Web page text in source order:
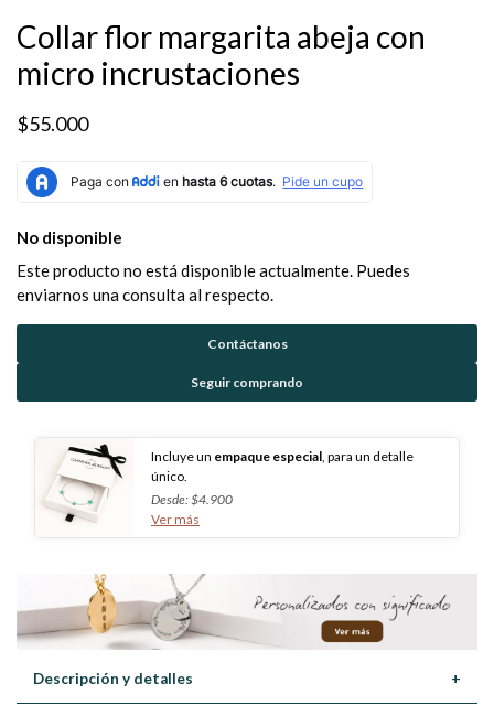
Collar flor margarita abeja con
micro incrustaciones
$55.000
No disponible
Este producto no está disponible actualmente. Puedes
enviarnos una consulta al respecto.
Contáctanos
Seguir comprando
Incluye un empaque especial , para un detalle
único.
Desde: $4.900
Ver más
Descripción y detalles +